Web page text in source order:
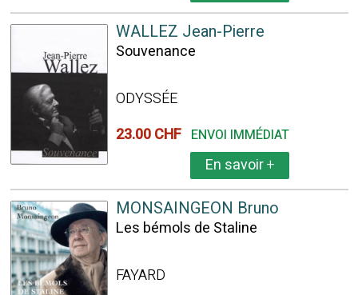
WALLEZ Jean-Pierre
Souvenance
ODYSSÉE
23.00 CHF ENVOI IMMÉDIAT
En savoir+
MONSAINGEON Bruno
Les bémols de Staline
FAYARD